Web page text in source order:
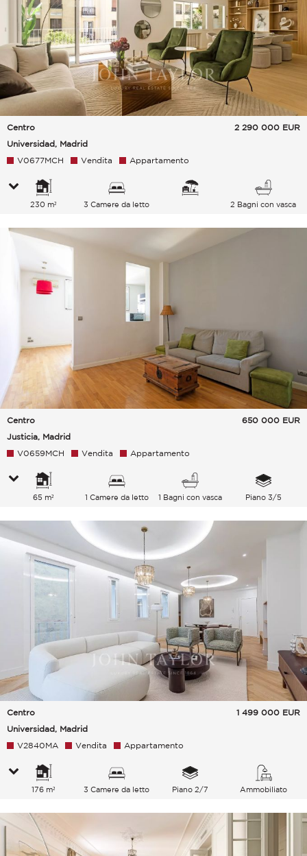
Centro
Universidad, Madrid
2 290 000 EUR
V0677MCH Vendita Appartamento
230 m² 3 Camere da letto 2 Bagni con vasca
Centro
Justicia, Madrid
650 000 EUR
V0659MCH Vendita Appartamento
65 m² 1 Camere da letto 1 Bagni con vasca Piano 3/5
Centro
Universidad, Madrid
1 499 000 EUR
V2840MA Vendita Appartamento
176 m² 3 Camere da letto Piano 2/7 Ammobiliato